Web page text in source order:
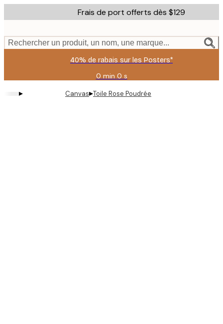
to
content.
Frais de port offerts dès $129
Rechercher un produit, un nom, une marque...
40% de rabais sur les Posters*
0 min 0 s
Valable
jusqu'au
:
▸ Canvas▸Toile Rose Poudrée